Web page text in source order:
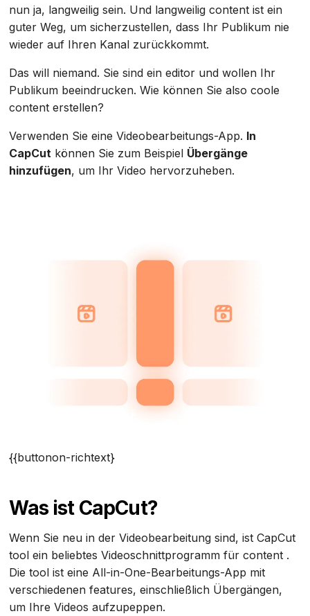
nun ja, langweilig sein. Und langweilig content ist ein
guter Weg, um sicherzustellen, dass Ihr Publikum nie
wieder auf Ihren Kanal zurückkommt.
Das will niemand. Sie sind ein editor und wollen Ihr
Publikum beeindrucken. Wie können Sie also coole
content erstellen?
Verwenden Sie eine Videobearbeitungs-App. In
CapCut können Sie zum Beispiel Übergänge
hinzufügen, um Ihr Video hervorzuheben.
{{buttonon-richtext}
Was ist CapCut?
Wenn Sie neu in der Videobearbeitung sind, ist CapCut
tool ein beliebtes Videoschnittprogramm für content .
Die tool ist eine All-in-One-Bearbeitungs-App mit
verschiedenen features, einschließlich Übergängen,
um Ihre Videos aufzupeppen.